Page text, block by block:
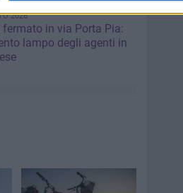
2026
fermato in via Porta Pia:
lampo degli agenti in